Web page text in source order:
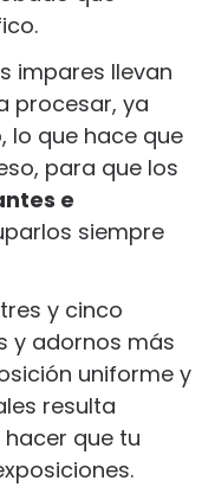
impares llevan
procesar, ya
lo que hace que
para que los
e
siempre
y cinco
y adornos más
uniforme y
resulta
que tu